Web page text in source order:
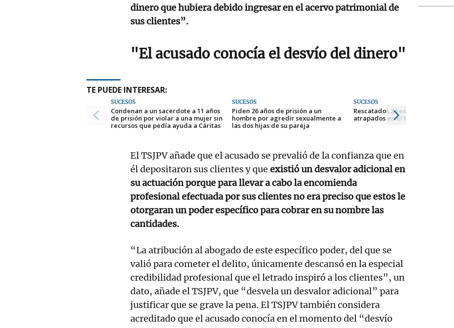
dinero que hubiera debido ingresar en el acervo patrimonial de
sus clientes”.
"El acusado conocía el desvío del dinero"
TE PUEDE INTERESAR:
SUCESOS
Condenan a un sacerdote a 11 años
de prisión por violar a una mujer sin
recursos que pedía ayuda a Cáritas
SUCESOS
Piden 26 años de prisión a un
hombre por agredir sexualmente a
las dos hijas de su pareja
SUCESOS
Rescatados 24 excursionistas
atrapados en el Flysch de Zumaia
El TSJPV añade que el acusado se prevalió de la confianza que en
él depositaron sus clientes y que existió un desvalor adicional en
su actuación porque para llevar a cabo la encomienda
profesional efectuada por sus clientes no era preciso que estos le
otorgaran un poder específico para cobrar en su nombre las
cantidades.
“La atribución al abogado de este específico poder, del que se
valió para cometer el delito, únicamente descansó en la especial
credibilidad profesional que el letrado inspiró a los clientes”, un
dato, añade el TSJPV, que “desvela un desvalor adicional” para
justificar que se grave la pena. El TSJPV también considera
acreditado que el acusado conocía en el momento del “desvío